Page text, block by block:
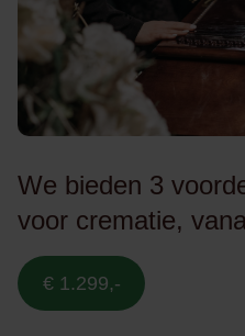
We bieden 3
voor crematie,
€ 1.299,-